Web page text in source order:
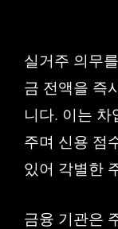
실거주 의무
금 전액을 즉
니다. 이는 차
주며 신용 점
있어 각별한
금융 기관은